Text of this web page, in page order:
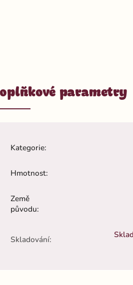
parametry
Kategorie:
Hmotnost:
Země
původu:
Skladování: